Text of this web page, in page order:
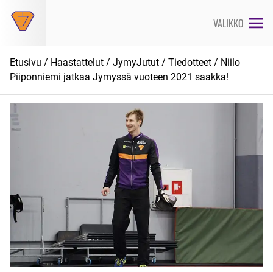
suoraan
VALIKKO
Etusivu / Haastattelut / JymyJutut / Tiedotteet / Niilo
Piiponniemi jatkaa Jymyssä vuoteen 2021 saakka!